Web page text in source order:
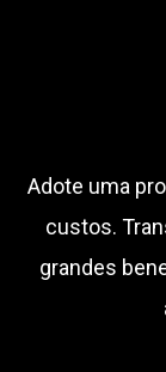
Adote uma
custos.
grandes